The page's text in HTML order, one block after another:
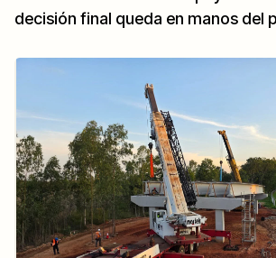
decisión final queda en manos del